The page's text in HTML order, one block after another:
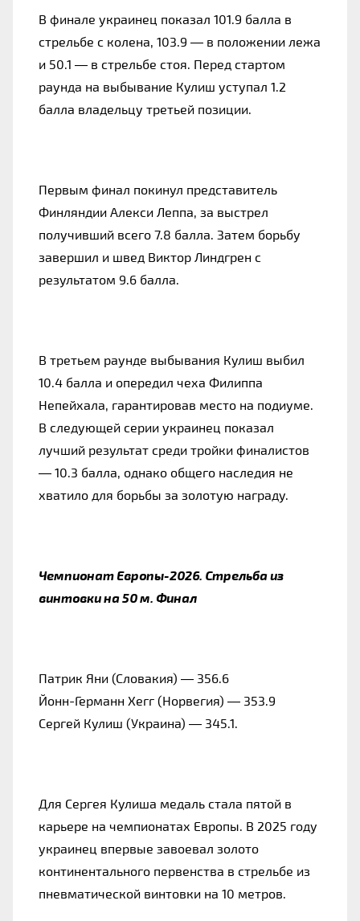
В финале украинец показал 101.9 балла в
стрельбе с колена, 103.9 — в положении лежа
и 50.1 — в стрельбе стоя. Перед стартом
раунда на выбывание Кулиш уступал 1.2
балла владельцу третьей позиции.
Первым финал покинул представитель
Финляндии Алекси Леппа, за выстрел
получивший всего 7.8 балла. Затем борьбу
завершил и швед Виктор Линдгрен с
результатом 9.6 балла.
В третьем раунде выбывания Кулиш выбил
10.4 балла и опередил чеха Филиппа
Непейхала, гарантировав место на подиуме.
В следующей серии украинец показал
лучший результат среди тройки финалистов
— 10.3 балла, однако общего наследия не
хватило для борьбы за золотую награду.
Чемпионат Европы-2026. Стрельба из
винтовки на 50 м. Финал
Патрик Яни (Словакия) — 356.6
Йонн-Германн Хегг (Норвегия) — 353.9
Сергей Кулиш (Украина) — 345.1.
Для Сергея Кулиша медаль стала пятой в
карьере на чемпионатах Европы. В 2025 году
украинец впервые завоевал золото
континентального первенства в стрельбе из
пневматической винтовки на 10 метров.